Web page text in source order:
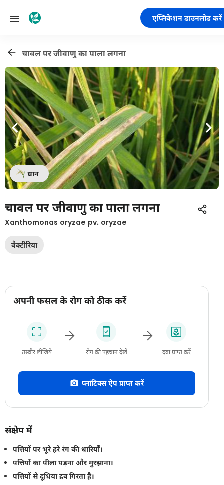
एप्लिकेशन डाउनलोड करें
चावल पर जीवाणु का पाला लगना
धान
चावल पर जीवाणु का पाला लगना
Xanthomonas oryzae pv. oryzae
बैक्टीरिया
अपनी फसल के रोग को ठीक करें
तस्वीर लीजिये रोग की पहचान देखें दवा प्राप्त करें
प्लांटिक्स ऐप प्राप्त करें
संक्षेप में
पत्तियों पर भूरे हरे रंग की धारियाँ।
पत्तियों का पीला पड़ना और मुरझाना।
पत्तियों से दूधिया द्रव गिरता है।